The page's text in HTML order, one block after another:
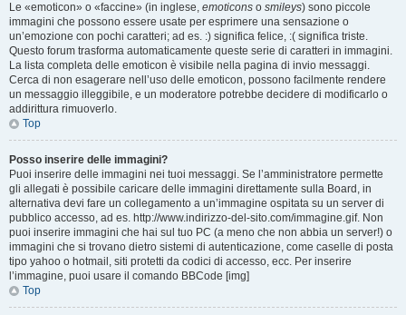
Le «emoticon» o «faccine» (in inglese, emoticons o smileys) sono piccole
immagini che possono essere usate per esprimere una sensazione o
un’emozione con pochi caratteri; ad es. :) significa felice, :( significa triste.
Questo forum trasforma automaticamente queste serie di caratteri in immagini.
La lista completa delle emoticon è visibile nella pagina di invio messaggi.
Cerca di non esagerare nell’uso delle emoticon, possono facilmente rendere
un messaggio illeggibile, e un moderatore potrebbe decidere di modificarlo o
addirittura rimuoverlo.
Top
Posso inserire delle immagini?
Puoi inserire delle immagini nei tuoi messaggi. Se l’amministratore permette
gli allegati è possibile caricare delle immagini direttamente sulla Board, in
alternativa devi fare un collegamento a un’immagine ospitata su un server di
pubblico accesso, ad es. http://www.indirizzo-del-sito.com/immagine.gif. Non
puoi inserire immagini che hai sul tuo PC (a meno che non abbia un server!) o
immagini che si trovano dietro sistemi di autenticazione, come caselle di posta
tipo yahoo o hotmail, siti protetti da codici di accesso, ecc. Per inserire
l’immagine, puoi usare il comando BBCode [img]
Top